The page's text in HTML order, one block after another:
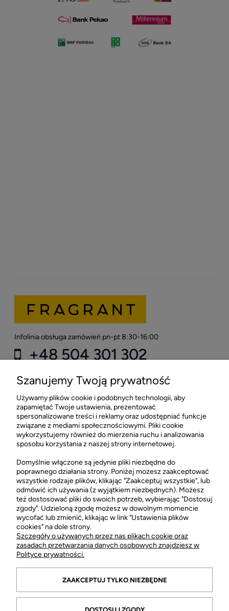
Tester Armaf Club De Nuit
Untold Edp 105ml
92,50 zł
Tester Jaguar For Men Edt
100ml
40,00 zł
Infolinia obsługa zamówień pn-pt 8:30-16:00
+48 504 301 302
Sklep stacjonarny FRAGRANT
CH Łopuszańska 22 Lokal G03
02-220 Warszawa
Sklep stacjonarny FRAGRANT +48 505 021 505
POMOC
MOJE KONTO
Szanujemy Twoją prywatność
Używamy plików cookie i podobnych technologii, aby
zapamiętać Twoje ustawienia, prezentować
spersonalizowane treści i reklamy oraz udostępniać funkcje
związane z mediami społecznościowymi. Pliki cookie
wykorzystujemy również do mierzenia ruchu i analizowania
sposobu korzystania z naszej strony internetowej.
Domyślnie włączone są jedynie pliki niezbędne do
poprawnego działania strony. Poniżej możesz zaakceptować
wszystkie rodzaje plików, klikając "Zaakceptuj wszystkie", lub
odmówić ich używania (z wyjątkiem niezbędnych). Możesz
też dostosować pliki do swoich potrzeb, wybierając "Dostosuj
zgody". Udzieloną zgodę możesz w dowolnym momencie
wycofać lub zmienić, klikając w link "Ustawienia plików
cookies" na dole strony.
Szczegóły o używanych przez nas plikach cookie oraz
zasadach przetwarzania danych osobowych znajdziesz w
Polityce prywatności.
ZAAKCEPTUJ TYLKO NIEZBĘDNE
DOSTOSUJ ZGODY